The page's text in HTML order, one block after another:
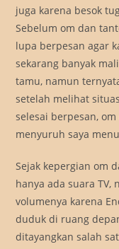
juga karena besok
Sebelum om dan
lupa berpesan agar
sekarang banyak
tamu, namun
setelah melihat
selesai berpesan,
menyuruh saya
Sejak kepergian om
hanya ada suara TV,
volumenya karena
duduk di ruang
ditayangkan salah